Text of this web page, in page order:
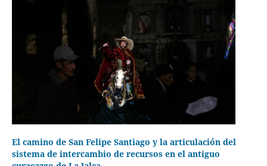
El camino de San Felipe Santiago y la articulación del
sistema de intercambio de recursos en el antiguo